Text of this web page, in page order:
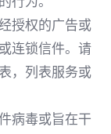
授权的广告或
连锁信件。请
，列表服务或
病毒或旨在干